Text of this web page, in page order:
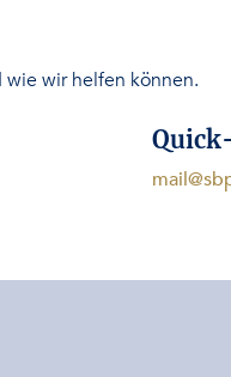
wir helfen können.